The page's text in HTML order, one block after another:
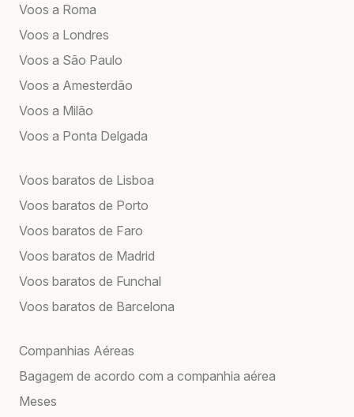
Voos a Roma
Voos a Londres
Voos a São Paulo
Voos a Amesterdão
Voos a Milão
Voos a Ponta Delgada
Voos baratos de Lisboa
Voos baratos de Porto
Voos baratos de Faro
Voos baratos de Madrid
Voos baratos de Funchal
Voos baratos de Barcelona
Companhias Aéreas
Bagagem de acordo com a companhia aérea
Meses